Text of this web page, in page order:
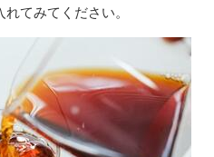
てみてください。